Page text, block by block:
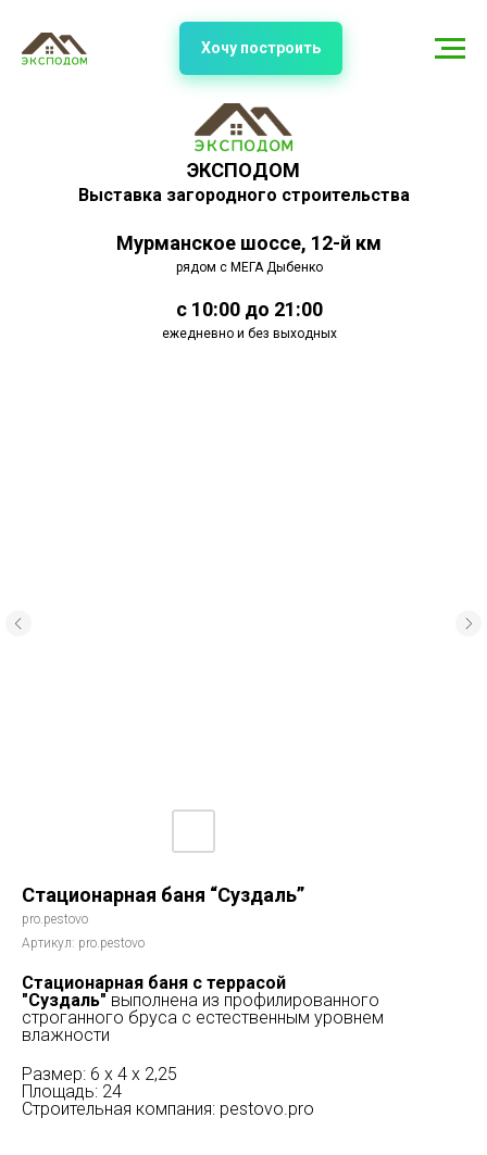
ЭКСПОДОМ
Выставка загородного строительства
Мурманское шоссе, 12-й км
рядом с МЕГА Дыбенко
с 10:00 до 21:00
ежедневно и без выходных
Хочу построить
Стационарная баня “Суздаль”
pro.pestovo
Артикул: pro.pestovo
Стационарная баня с террасой
"Суздаль" выполнена из профилированного
строганного бруса с естественным уровнем
влажности
Размер: 6 х 4 х 2,25
Площадь: 24
Строительная компания: pestovo.pro